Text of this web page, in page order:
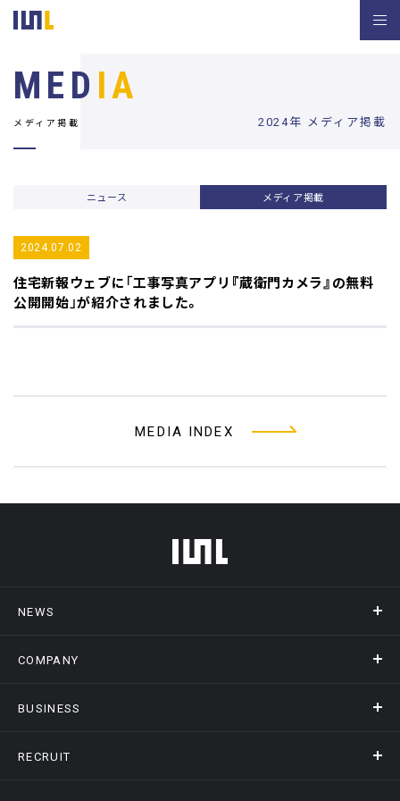
2024年 メディア掲載
MED IA
メディア掲載
ニュース メディア掲載
2024.07.02
住宅新報ウェブに「工事写真アプリ『蔵衛門カメラ』の無料
公開開始」が紹介されました。
MEDIA INDEX
フッターメニュー
NEWS
ニュース
COMPANY
会社概要
BUSINESS
事業情報トップ
RECRUIT